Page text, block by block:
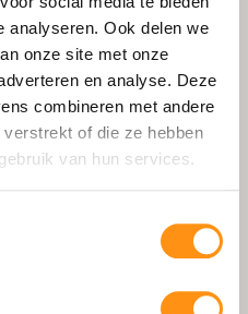
analyseren. Ook delen we
onze site met onze
en analyse. Deze
combineren met andere
of die ze hebben
van hun services.